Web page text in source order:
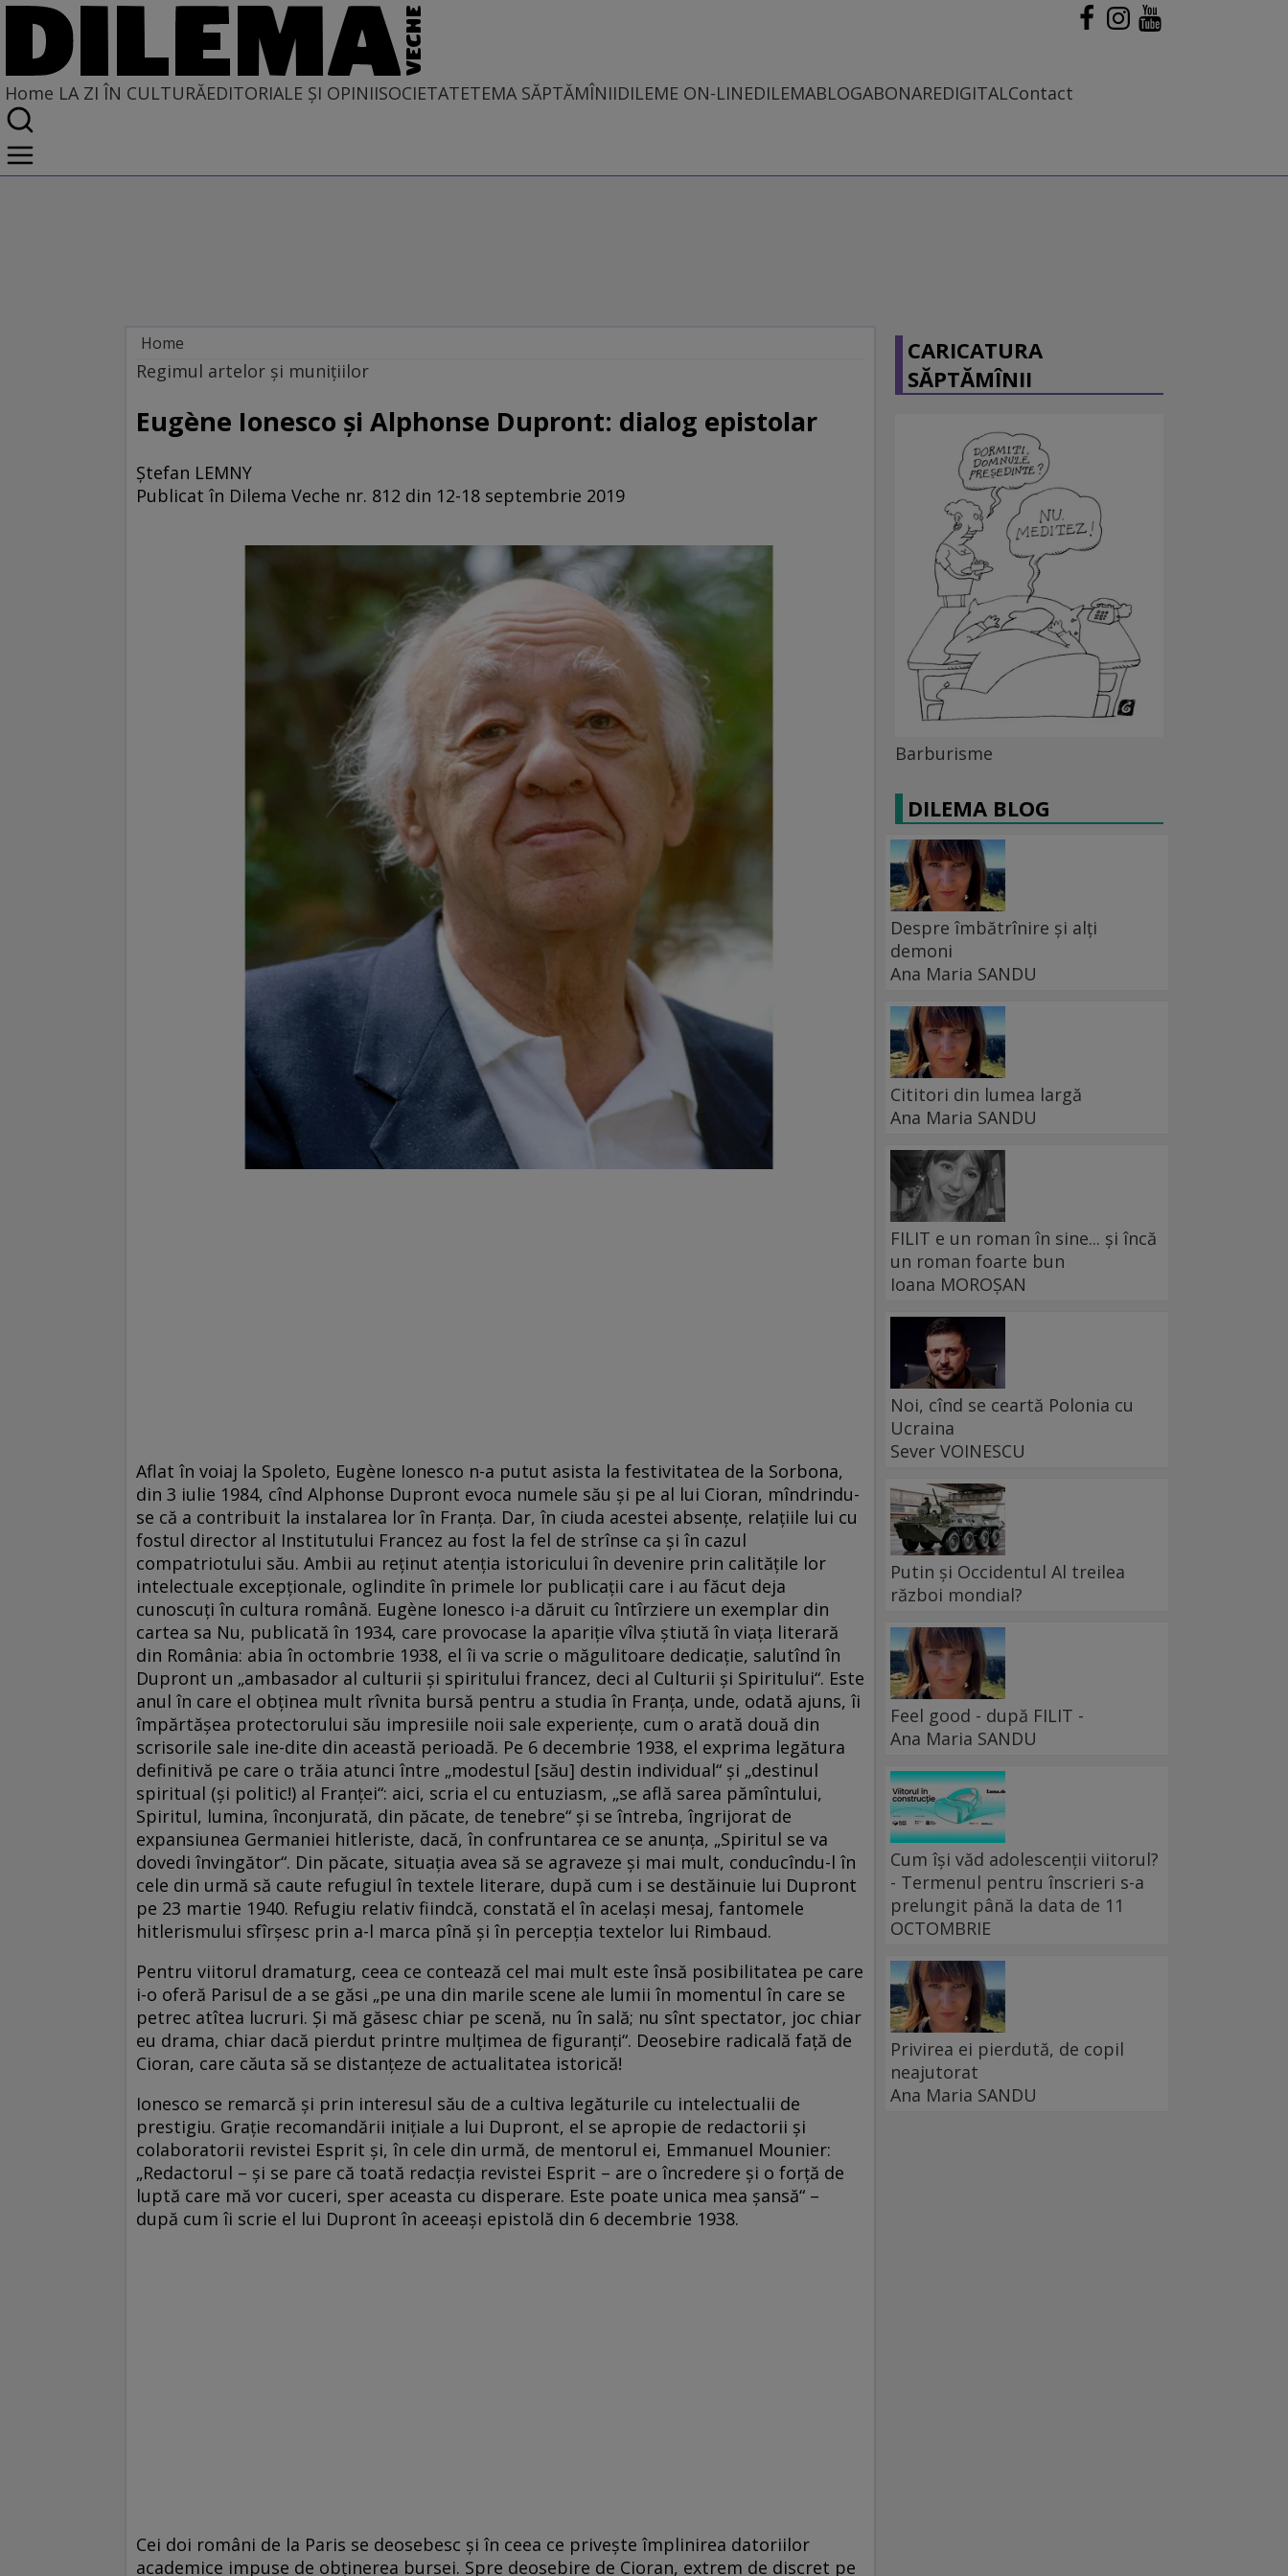
Home LA ZI ÎN CULTURĂEDITORIALE ȘI OPINIISOCIETATETEMA SĂPTĂMÎNIIDILEME ON-LINEDILEMABLOGABONAREDIGITALContact
Home
La zi în cultură
Regimul artelor şi muniţiilor
Eugène Ionesco şi Alphonse Dupront: dialog epistolar
Ştefan LEMNY
Publicat în Dilema Veche nr. 812 din 12-18 septembrie 2019
Aflat în voiaj la Spoleto, Eugène Ionesco n-a putut asista la festivitatea de la Sorbona,
din 3 iulie 1984, cînd Alphonse Dupront evoca numele său şi pe al lui Cioran, mîndrindu-
se că a contribuit la instalarea lor în Franţa. Dar, în ciuda acestei absenţe, relaţiile lui cu
fostul director al Institutului Francez au fost la fel de strînse ca şi în cazul
compatriotului său. Ambii au reţinut atenţia istoricului în devenire prin calităţile lor
intelectuale excepţionale, oglindite în primele lor publicaţii care i au făcut deja
cunoscuţi în cultura română. Eugène Ionesco i-a dăruit cu întîrziere un exemplar din
cartea sa Nu, publicată în 1934, care provocase la apariţie vîlva ştiută în viaţa literară
din România: abia în octombrie 1938, el îi va scrie o măgulitoare dedicaţie, salutînd în
Dupront un „ambasador al culturii şi spiritului francez, deci al Culturii şi Spiritului“. Este
anul în care el obţinea mult rîvnita bursă pentru a studia în Franţa, unde, odată ajuns, îi
împărtăşea protectorului său impresiile noii sale experienţe, cum o arată două din
scrisorile sale ine-dite din această perioadă. Pe 6 decembrie 1938, el exprima legătura
definitivă pe care o trăia atunci între „modestul [său] destin individual“ şi „destinul
spiritual (şi politic!) al Franţei“: aici, scria el cu entuziasm, „se află sarea pămîntului,
Spiritul, lumina, înconjurată, din păcate, de tenebre“ şi se întreba, îngrijorat de
expansiunea Germaniei hitleriste, dacă, în confruntarea ce se anunţa, „Spiritul se va
dovedi învingător“. Din păcate, situaţia avea să se agraveze şi mai mult, conducîndu-l în
cele din urmă să caute refugiul în textele literare, după cum i se destăinuie lui Dupront
pe 23 martie 1940. Refugiu relativ fiindcă, constată el în acelaşi mesaj, fantomele
hitlerismului sfîrşesc prin a-l marca pînă şi în percepţia textelor lui Rimbaud.
Pentru viitorul dramaturg, ceea ce contează cel mai mult este însă posibilitatea pe care
i-o oferă Parisul de a se găsi „pe una din marile scene ale lumii în momentul în care se
petrec atîtea lucruri. Şi mă găsesc chiar pe scenă, nu în sală; nu sînt spectator, joc chiar
eu drama, chiar dacă pierdut printre mulţimea de figuranţi“. Deosebire radicală faţă de
Cioran, care căuta să se distanţeze de actualitatea istorică!
Ionesco se remarcă şi prin interesul său de a cultiva legăturile cu intelectualii de
prestigiu. Graţie recomandării iniţiale a lui Dupront, el se apropie de redactorii şi
colaboratorii revistei Esprit şi, în cele din urmă, de mentorul ei, Emmanuel Mounier:
„Redactorul – şi se pare că toată redacţia revistei Esprit – are o încredere şi o forţă de
luptă care mă vor cuceri, sper aceasta cu disperare. Este poate unica mea şansă“ –
după cum îi scrie el lui Dupront în aceeaşi epistolă din 6 decembrie 1938.
Cei doi români de la Paris se deosebesc şi în ceea ce priveşte împlinirea datoriilor
academice impuse de obţinerea bursei. Spre deosebire de Cioran, extrem de discret pe
CARICATURA
SĂPTĂMÎNII
Barburisme
DILEMA BLOG
Despre îmbătrînire și alți
demoni
Ana Maria SANDU
Cititori din lumea largă
Ana Maria SANDU
FILIT e un roman în sine... și încă
un roman foarte bun
Ioana MOROȘAN
Noi, cînd se ceartă Polonia cu
Ucraina
Sever VOINESCU
Putin și Occidentul Al treilea
război mondial?
Feel good - după FILIT -
Ana Maria SANDU
Cum își văd adolescenții viitorul?
- Termenul pentru înscrieri s-a
prelungit până la data de 11
OCTOMBRIE
Privirea ei pierdută, de copil
neajutorat
Ana Maria SANDU